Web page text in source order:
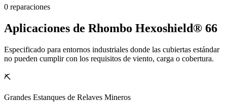
0 reparaciones
Aplicaciones de Rhombo Hexoshield® 66
Especificado para entornos industriales donde las cubiertas estándar
no pueden cumplir con los requisitos de viento, carga o cobertura.
⛏️
Grandes Estanques de Relaves Mineros